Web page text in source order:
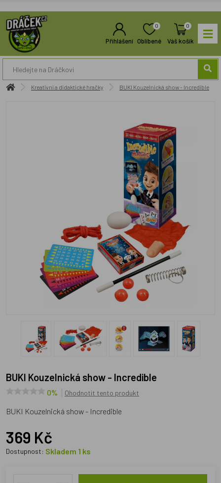
Přihlášení
0
Oblíbené
0
Váš košík
Kreativní a didaktické hračky BUKI Kouzelnická show - Incredible
BUKI Kouzelnická show - Incredible
0% Ohodnotit tento produkt
BUKI Kouzelnická show - Incredible
369 Kč
Dostupnost: Skladem 1 ks